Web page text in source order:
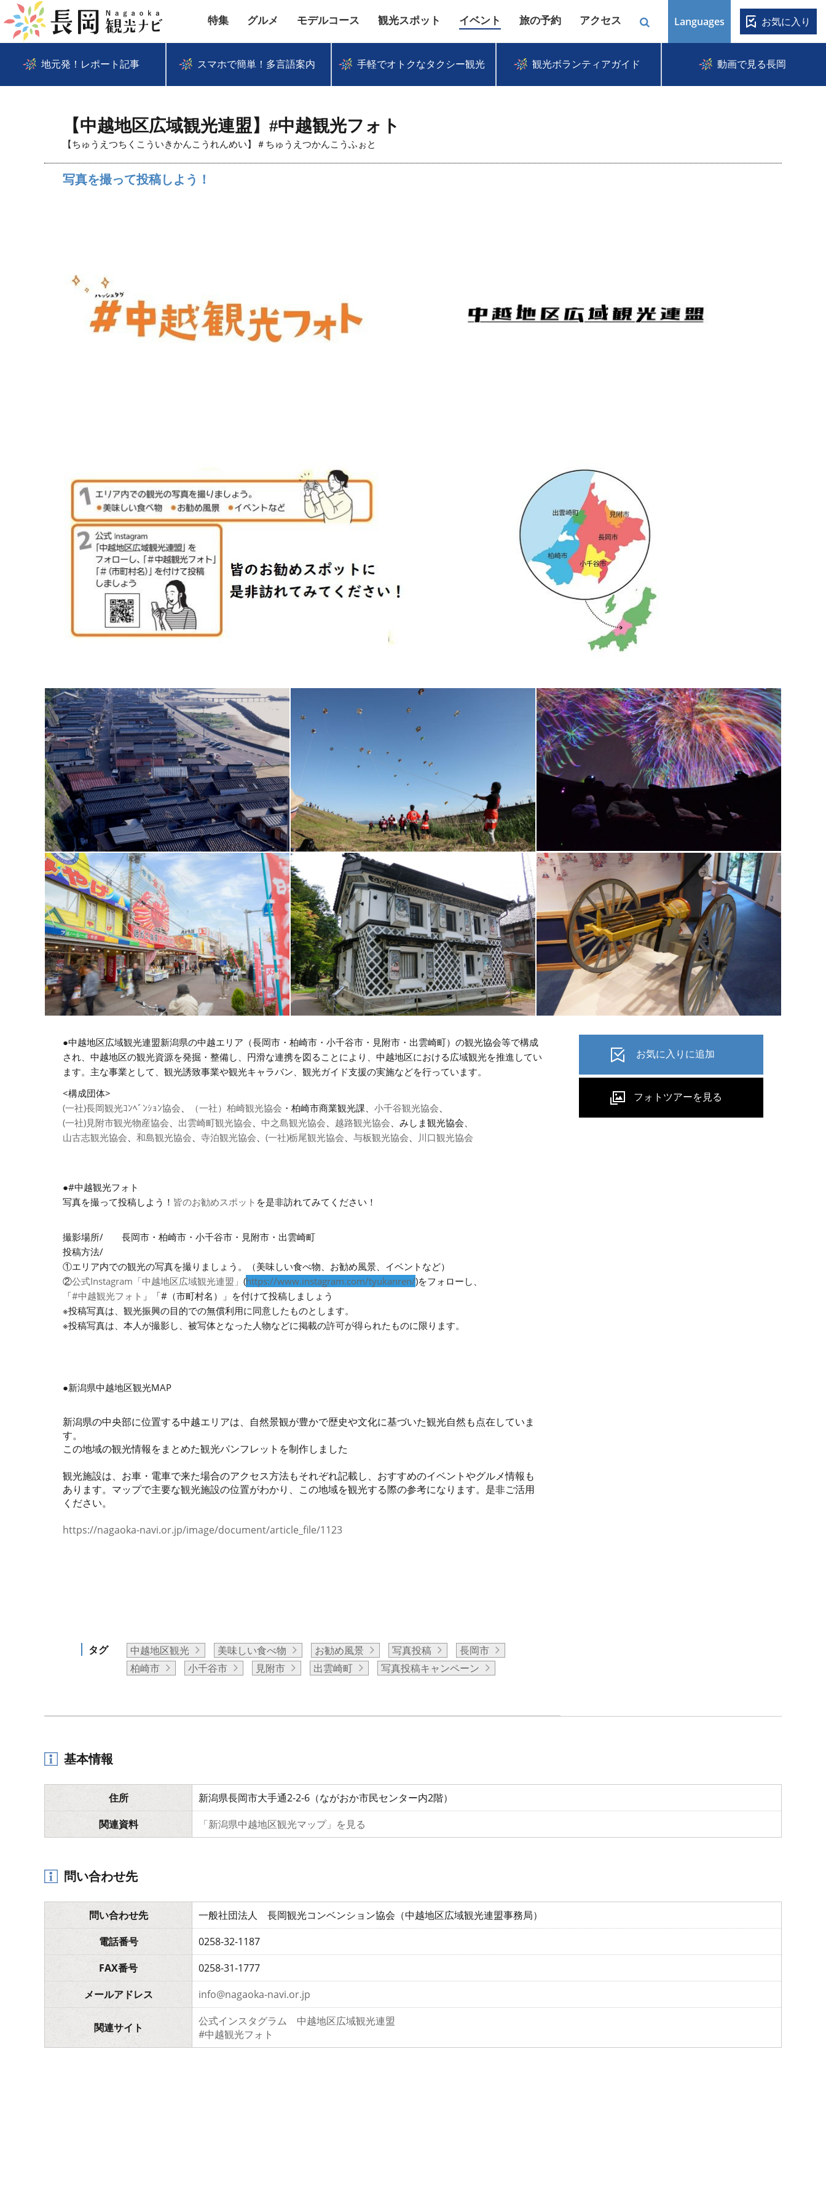
特集 グルメ モデルコース 観光スポット イベント 旅の予約 アクセス Languages お気に入り
地元発！レポート記事 スマホで簡単！多言語案内 手軽でオトクなタクシー観光 観光ボランティアガイド 動画で見る長岡
【中越地区広域観光連盟】#中越観光フォト
【ちゅうえつちくこういきかんこうれんめい】＃ちゅうえつかんこうふぉと
写真を撮って投稿しよう！
●中越地区広域観光連盟新潟県の中越エリア（長岡市・柏崎市・小千谷市・見附市・出雲崎町）の観光協会等で構成
され、中越地区の観光資源を発掘・整備し、円滑な連携を図ることにより、中越地区における広域観光を推進してい
ます。主な事業として、観光誘致事業や観光キャラバン、観光ガイド支援の実施などを行っています。
<構成団体>
(一社)長岡観光ｺﾝﾍﾞﾝｼｮﾝ協会
（一社）柏崎観光協会 ・柏崎市商業観光課、 小千谷観光協会
(一社)見附市観光物産協会
出雲崎町観光協会 中之島観光協会 越路観光協会 、みしま観光協会、
山古志観光協会
和島観光協会 寺泊観光協会 (一社)栃尾観光協会 与板観光協会 川口観光協会
●#中越観光フォト
写真を撮って投稿しよう！ 皆のお勧めスポット を是非訪れてみてください！
撮影場所/ 長岡市・柏崎市・小千谷市・見附市・出雲崎町
投稿方法/
①エリア内での観光の写真を撮りましょう。（美味しい食べ物、お勧め風景、イベントなど）
②公式Instagram「中越地区広域観光連盟」 (https://www.instagram.com/tyukanren/)をフォローし、
「#中越観光フォト 」「#（市町村名）」を付けて投稿しましょう
※投稿写真は、観光振興の目的での無償利用に同意したものとします。
※投稿写真は、本人が撮影し、被写体となった人物などに掲載の許可が得られたものに限ります。
●新潟県中越地区観光MAP
新潟県の中央部に位置する中越エリアは、自然景観が豊かで歴史や文化に基づいた観光自然も点在していま
す。
この地域の観光情報をまとめた観光パンフレットを制作しました
観光施設は、お車・電車で来た場合のアクセス方法もそれぞれ記載し、おすすめのイベントやグルメ情報も
あります。マップで主要な観光施設の位置がわかり、この地域を観光する際の参考になります。是非ご活用
ください。
https://nagaoka-navi.or.jp/image/document/article_file/1123
タグ 中越地区観光 美味しい食べ物 お勧め風景 写真投稿
長岡市
柏崎市
小千谷市 見附市 出雲崎町 写真投稿キャンペーン
基本情報
住所
新潟県長岡市大手通2-2-6（ながおか市民センター内2階）
関連資料
「新潟県中越地区観光マップ」を見る
問い合わせ先
問い合わせ先
一般社団法人 長岡観光コンベンション協会（中越地区広域観光連盟事務局）
電話番号
0258-32-1187
FAX番号
0258-31-1777
メールアドレス
info@nagaoka-navi.or.jp
関連サイト
公式インスタグラム 中越地区広域観光連盟
#中越観光フォト